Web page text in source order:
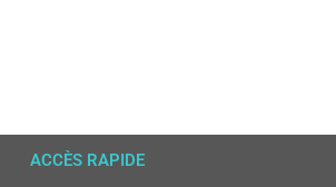
ACCÈS RAPIDE